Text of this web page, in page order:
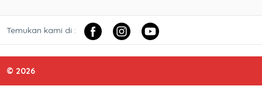
Temukan kami di :
© 2026